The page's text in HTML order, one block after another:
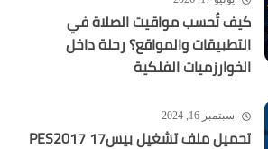
كيف تُحسب مواقيت الصلاة في
التطبيقات والمواقع؟ رحلة داخل
الخوارزميات الفلكية
سبتمبر 16, 2024
تحميل ملف تشغيل بيس17 PES2017